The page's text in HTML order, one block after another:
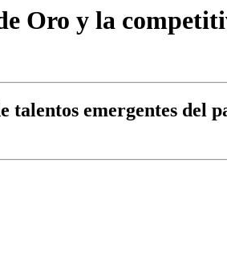
Oro y la
emergentes del